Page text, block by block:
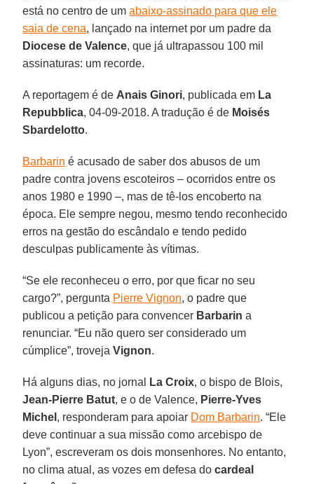
está no centro de umabaixo-assinado para que ele
saia de cena, lançado na internet por um padre da
Diocese de Valence, que já ultrapassou 100 mil
assinaturas: um recorde.
A reportagem é de Anais Ginori, publicada em La
Repubblica, 04-09-2018. A tradução é de Moisés
Sbardelotto.
Barbarin é acusado de saber dos abusos de um
padre contra jovens escoteiros – ocorridos entre os
anos 1980 e 1990 –, mas de tê-los encoberto na
época. Ele sempre negou, mesmo tendo reconhecido
erros na gestão do escândalo e tendo pedido
desculpas publicamente às vítimas.
“Se ele reconheceu o erro, por que ficar no seu
cargo?”, pergunta Pierre Vignon, o padre que
publicou a petição para convencer Barbarin a
renunciar. “Eu não quero ser considerado um
cúmplice”, trovejaVignon.
Há alguns dias, no jornal La Croix, o bispo de Blois,
Jean-Pierre Batut, e o de Valence, Pierre-Yves
Michel , responderam para apoiar Dom Barbarin. “Ele
deve continuar a sua missão como arcebispo de
Lyon”, escreveram os dois monsenhores. No entanto,
no clima atual, as vozes em defesa docardeal